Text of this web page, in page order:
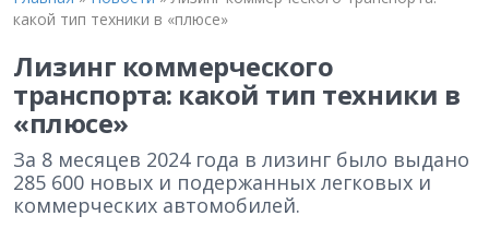
какой тип техники в «плюсе»
Лизинг коммерческого
транспорта: какой тип техники в
«плюсе»
За 8 месяцев 2024 года в лизинг было выдано
285 600 новых и подержанных легковых и
коммерческих автомобилей.